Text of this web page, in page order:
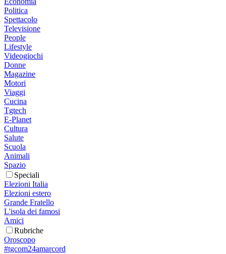
Politica
Spettacolo
Televisione
People
Lifestyle
Videogiochi
Donne
Magazine
Motori
Viaggi
Cucina
Tgtech
E-Planet
Cultura
Salute
Scuola
Animali
Spazio
Speciali
Elezioni Italia
Elezioni estero
Grande Fratello
L'isola dei famosi
Amici
Rubriche
Oroscopo
#tgcom24amarcord